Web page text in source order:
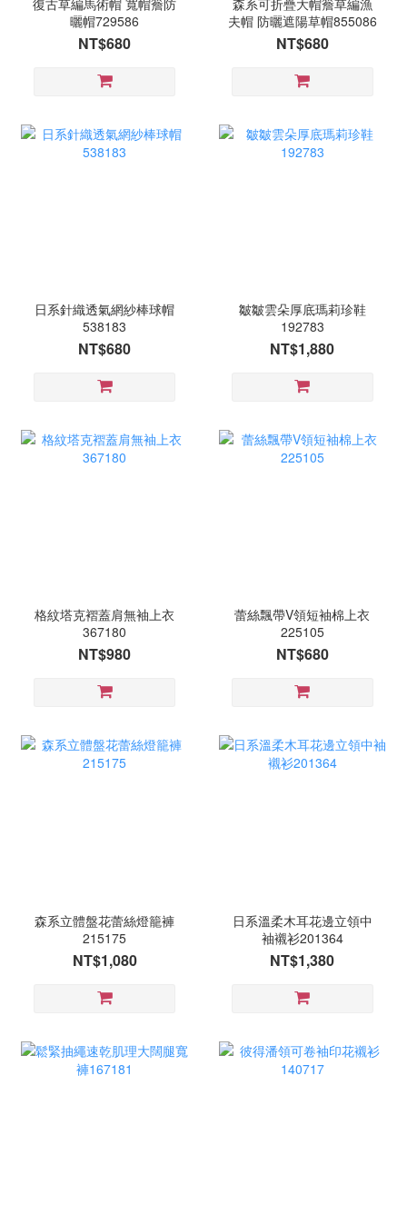
曬帽729586
NT$680
夫帽 防曬遮陽草帽855086
NT$680
日系針織透氣網紗棒球帽
538183
NT$680
皺皺雲朵厚底瑪莉珍鞋
192783
NT$1,880
格紋塔克褶蓋肩無袖上衣
367180
NT$980
蕾絲飄帶V領短袖棉上衣
225105
NT$680
森系立體盤花蕾絲燈籠褲
215175
NT$1,080
日系溫柔木耳花邊立領中
袖襯衫201364
NT$1,380